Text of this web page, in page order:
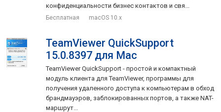
конфиденциальности бизнес контактов и свя...
Бесплатная macOS 10.x
TeamViewer QuickSupport
15.0.8397 для Mac
TeamViewer QuickSupport - простой и компактный
модуль клиента для TeamViewer, программы для
получения удаленного доступа к компьютерам в обход
брандмауэров, заблокированных портов, а также NAT-
маршрут...